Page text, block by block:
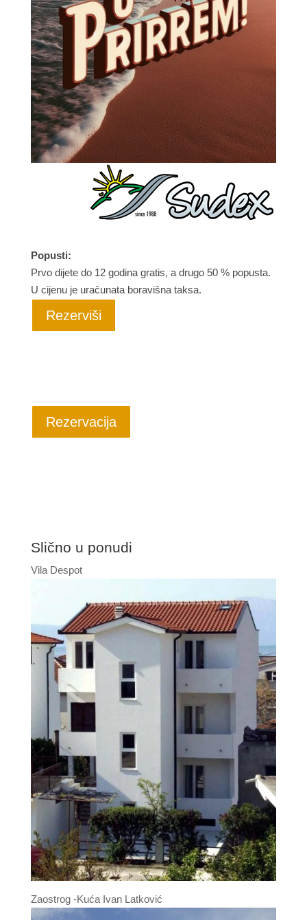
Popusti:
Prvo dijete do 12 godina gratis, a drugo 50 % popusta.
U cijenu je uračunata boravišna taksa.
Rezerviši
Rezervacija
Slično u ponudi
Vila Despot
Zaostrog -Kuća Ivan Latković